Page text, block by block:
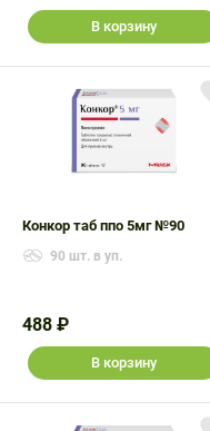
В корзину
Конкор таб ппо 5мг №90
90 шт. в уп.
488 ₽
В корзину